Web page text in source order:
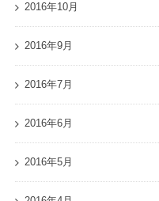
2016年10月
2016年9月
2016年7月
2016年6月
2016年5月